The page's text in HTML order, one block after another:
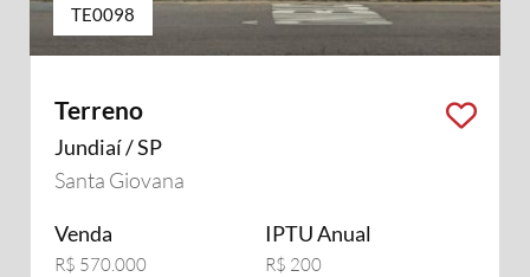
TE0098
Terreno
Jundiaí / SP
Santa Giovana
Venda
R$ 570.000
IPTU Anual
R$ 200